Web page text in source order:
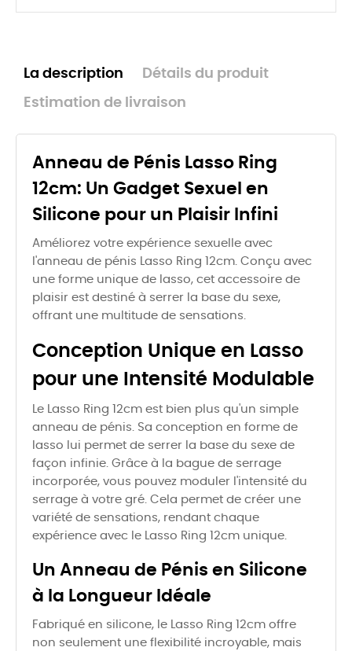
La description Détails du produit
Estimation de livraison
Anneau de Pénis Lasso Ring
12cm: Un Gadget Sexuel en
Silicone pour un Plaisir Infini
Améliorez votre expérience sexuelle avec
l'anneau de pénis Lasso Ring 12cm. Conçu avec
une forme unique de lasso, cet accessoire de
plaisir est destiné à serrer la base du sexe,
offrant une multitude de sensations.
Conception Unique en Lasso
pour une Intensité Modulable
Le Lasso Ring 12cm est bien plus qu'un simple
anneau de pénis. Sa conception en forme de
lasso lui permet de serrer la base du sexe de
façon infinie. Grâce à la bague de serrage
incorporée, vous pouvez moduler l'intensité du
serrage à votre gré. Cela permet de créer une
variété de sensations, rendant chaque
expérience avec le Lasso Ring 12cm unique.
Un Anneau de Pénis en Silicone
à la Longueur Idéale
Fabriqué en silicone, le Lasso Ring 12cm offre
non seulement une flexibilité incroyable, mais